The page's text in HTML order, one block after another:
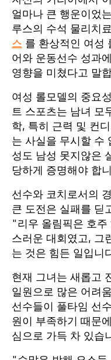
얼마나 큰 행운이었
루스의 수석 물리치
스 를 환상적인 여성
어와 운동선수 성과
영향을 미쳤다고 말
여성 롤모델의 중요
트 스포츠는 남녀 모
학, 특히 근력 및 컨
는 사실을 무시할 수
성도 남성 못지않은
당하게 증명해야 합
선수와 코치로서의
큰 도전은 실패를 딛
"리우 올림픽은 호주
스러운 대회였고, 그
는 것은 힘든 일입니
현재 그녀는 새롭고
일원으로 많은 어려
선수들이 풀타임 선
원이 부족하기 때문
심으로 가득 차 있습